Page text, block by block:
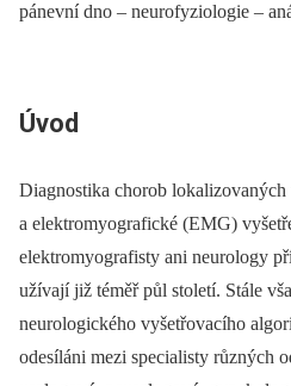
pánevní dno –⁠ neurofyziologie –⁠
Úvod
Diagnostika chorob lokalizovaných
a elektromyografické (EMG)
elektromyografisty ani neurology
užívají již téměř půl století. Stále
neurologického vyšetřovacího
odesíláni mezi specialisty různých